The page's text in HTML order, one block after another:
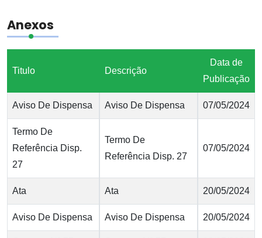
Anexos
Titulo Descrição
Data de
Publicação
Aviso De Dispensa Aviso De Dispensa 07/05/2024
Termo De
Referência Disp.
27
Termo De
Referência Disp. 27
07/05/2024
Ata Ata 20/05/2024
Aviso De Dispensa Aviso De Dispensa 20/05/2024